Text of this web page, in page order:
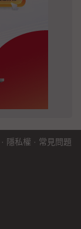
· 隱私權 · 常見問題